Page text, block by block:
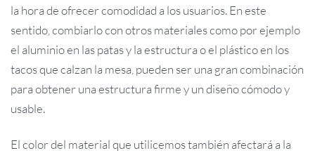
la hora de ofrecer comodidad a los usuarios. En este
sentido, combiarlo con otros materiales como por ejemplo
el aluminio en las patas y la estructura o el plástico en los
tacos que calzan la mesa, pueden ser una gran combinación
para obtener una estructura firme y un diseño cómodo y
usable.
El color del material que utilicemos también afectará a la